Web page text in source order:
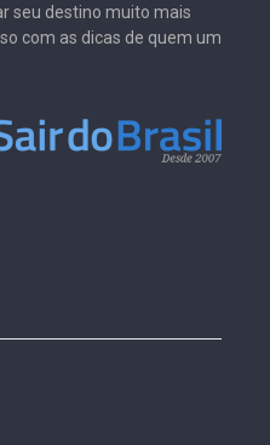
seu destino muito mais
com as dicas de quem um